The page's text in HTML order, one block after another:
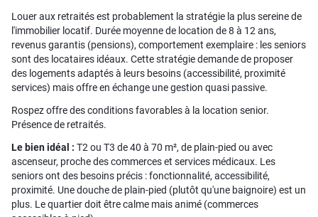
Louer aux retraités est probablement la stratégie la plus sereine de
l'immobilier locatif. Durée moyenne de location de 8 à 12 ans,
revenus garantis (pensions), comportement exemplaire : les seniors
sont des locataires idéaux. Cette stratégie demande de proposer
des logements adaptés à leurs besoins (accessibilité, proximité
services) mais offre en échange une gestion quasi passive.
Rospez offre des conditions favorables à la location senior.
Présence de retraités.
Le bien idéal : T2 ou T3 de 40 à 70 m², de plain-pied ou avec
ascenseur, proche des commerces et services médicaux. Les
seniors ont des besoins précis : fonctionnalité, accessibilité,
proximité. Une douche de plain-pied (plutôt qu'une baignoire) est un
plus. Le quartier doit être calme mais animé (commerces